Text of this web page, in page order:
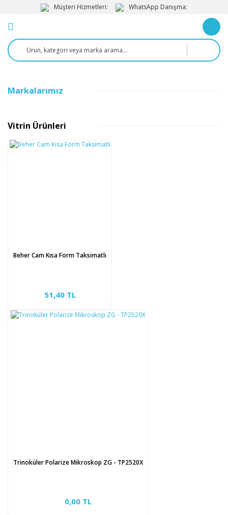
Müşteri Hizmetleri: WhatsApp Danışma:
Markalarımız
Vitrin Ürünleri
Beher Cam Kısa Form Taksimatlı
51,40 TL
Trinoküler Polarize Mikroskop ZG - TP2520X
0,00 TL